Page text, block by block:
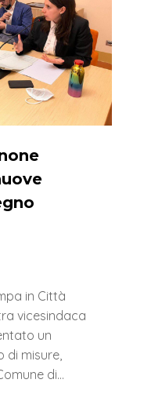
in Città
vicesindaca
un
di misure,
di…